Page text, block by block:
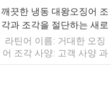
깨끗한 냉동 대왕오징어 조
각과 조각을 절단하는 새로
운 공정
라틴어 이름: 거대한 오징
어 조각 사양: 고객 사양 과
정: 삶은 글레이징: IQF